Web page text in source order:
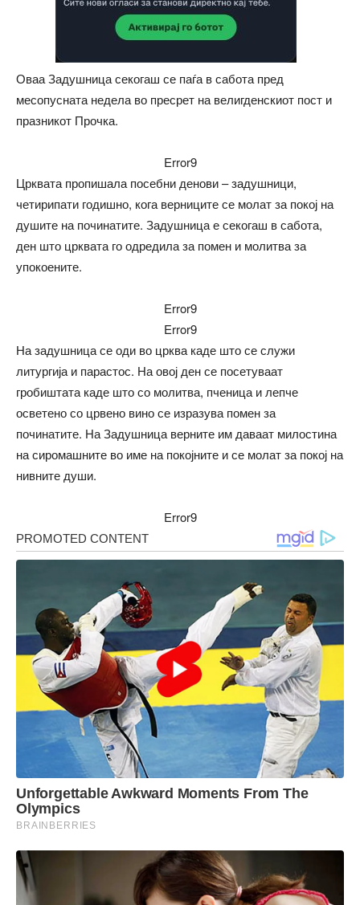
Оваа Задушница секогаш се паѓа в сабота пред
месопусната недела во пресрет на велигденскиот пост и
празникот Прочка.
Error9
Црквата пропишала посебни денови – задушници,
четирипати годишно, кога верниците се молат за покој на
душите на починатите. Задушница е секогаш в сабота,
ден што црквата го одредила за помен и молитва за
упокоените.
Error9
Error9
На задушница се оди во црква каде што се служи
литургија и парастос. На овој ден се посетуваат
гробиштата каде што со молитва, пченица и лепче
осветено со црвено вино се изразува помен за
починатите. На Задушница верните им даваат милостина
на сиромашните во име на покојните и се молат за покој на
нивните души.
Error9